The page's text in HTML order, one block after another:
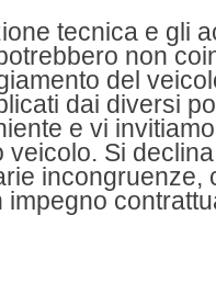
tecnica e gli
non
del
dai diversi
e vi
veicolo. Si
incongruenze,
impegno